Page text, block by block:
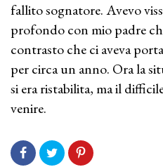
fallito sognatore. Avevo
profondo con mio padre
contrasto che ci aveva
per circa un anno. Ora la
si era ristabilita, ma il
venire.